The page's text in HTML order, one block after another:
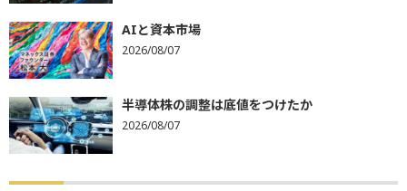
AIと資本市場
2026/08/07
半導体株の調整は底値をつけたか
2026/08/07